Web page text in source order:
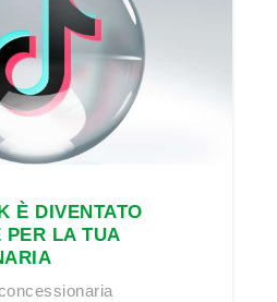
È DIVENTATO
PER LA TUA